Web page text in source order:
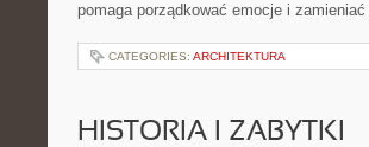
pomaga porządkować emocje i
CATEGORIES: ARCHITEKTURA
HISTORIA I ZABYTKI